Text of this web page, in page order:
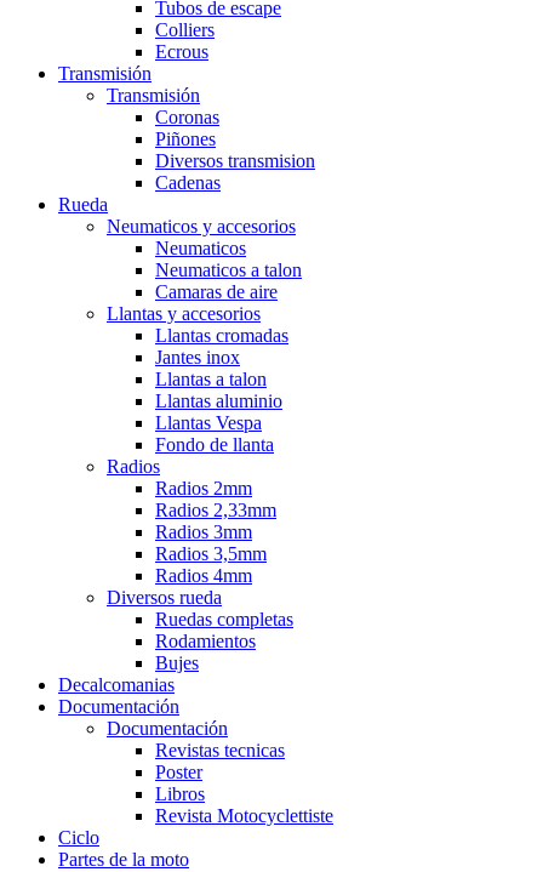
Tubos de escape
Colliers
Ecrous
Transmisión
Transmisión
Coronas
Piñones
Diversos transmision
Cadenas
Rueda
Neumaticos y accesorios
Neumaticos
Neumaticos a talon
Camaras de aire
Llantas y accesorios
Llantas cromadas
Jantes inox
Llantas a talon
Llantas aluminio
Llantas Vespa
Fondo de llanta
Radios
Radios 2mm
Radios 2,33mm
Radios 3mm
Radios 3,5mm
Radios 4mm
Diversos rueda
Ruedas completas
Rodamientos
Bujes
Decalcomanias
Documentación
Documentación
Revistas tecnicas
Poster
Libros
Revista Motocyclettiste
Ciclo
Partes de la moto